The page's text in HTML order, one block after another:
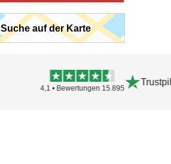
Suche auf der Karte
4,1 • Bewertungen 15.895
Trustpilot